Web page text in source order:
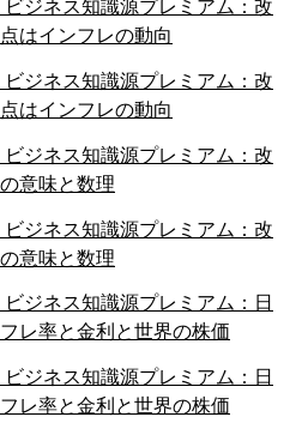
ジネス知識源プレミアム：改
はインフレの動向
ジネス知識源プレミアム：改
はインフレの動向
ジネス知識源プレミアム：改
意味と数理
ジネス知識源プレミアム：改
意味と数理
ジネス知識源プレミアム：日
レ率と金利と世界の株価
ジネス知識源プレミアム：日
レ率と金利と世界の株価